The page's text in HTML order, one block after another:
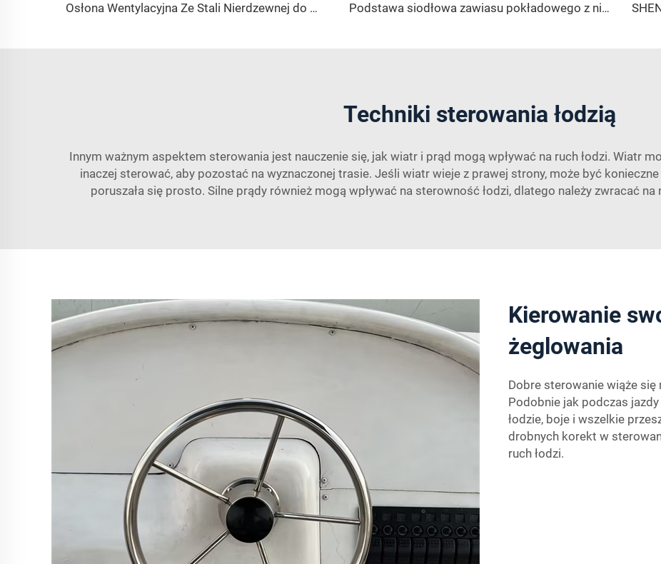
Osłona Wentylacyjna Ze Stali Nierdzewnej do Wentylacji Pokładowej dla Zbiornika Paliwa Wody na Łódź Podstawa siodłowa zawiasu pokładowego z nierdzewnej stali, okucia morskie
Techniki sterowania łodzią
Innym ważnym aspektem sterowania jest nauczenie się, jak wiatr i prąd mogą wpływać na ruch łodzi. Wiatr
inaczej sterować, aby pozostać na wyznaczonej trasie. Jeśli wiatr wieje z prawej strony, może być
poruszała się prosto. Silne prądy również mogą wpływać na sterowność łodzi, dlatego należy zwracać
Kierowanie
żeglowania
Dobre sterowanie wiąże się
Podobnie jak podczas
łodzie, boje i wszelkie
drobnych korekt w
ruch łodzi.